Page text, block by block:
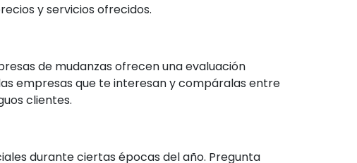
y servicios ofrecidos.
de mudanzas ofrecen una evaluación
empresas que te interesan y compáralas entre
clientes.
durante ciertas épocas del año. Pregunta